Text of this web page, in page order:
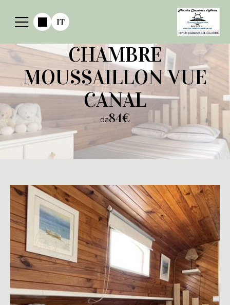
IT
CHAMBRE
MOUSSAILLON VUE
CANAL
da84€